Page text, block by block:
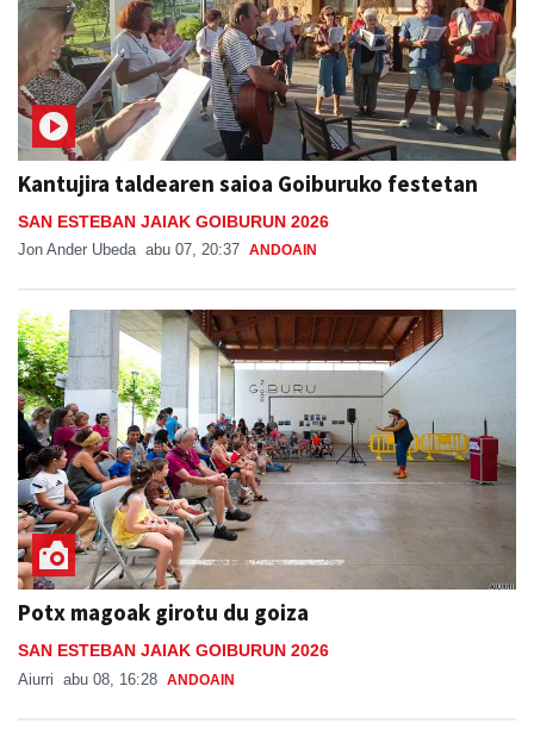
Kantujira taldearen saioa Goiburuko festetan
SAN ESTEBAN JAIAK GOIBURUN 2026
Jon Ander Ubeda abu 07, 20:37 ANDOAIN
Potx magoak girotu du goiza
SAN ESTEBAN JAIAK GOIBURUN 2026
Aiurri abu 08, 16:28 ANDOAIN